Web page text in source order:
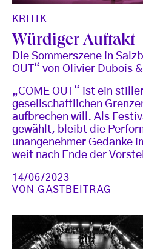
KRITIK
Würdiger Auftakt
Die Sommerszene in
OUT“ von Olivier Dubois &
„COME OUT“ ist ein
gesellschaftlichen
aufbrechen will. Als
gewählt, bleibt die
unangenehmer Gedanke
weit nach Ende der
14/06/2023
VONGASTBEITRAG